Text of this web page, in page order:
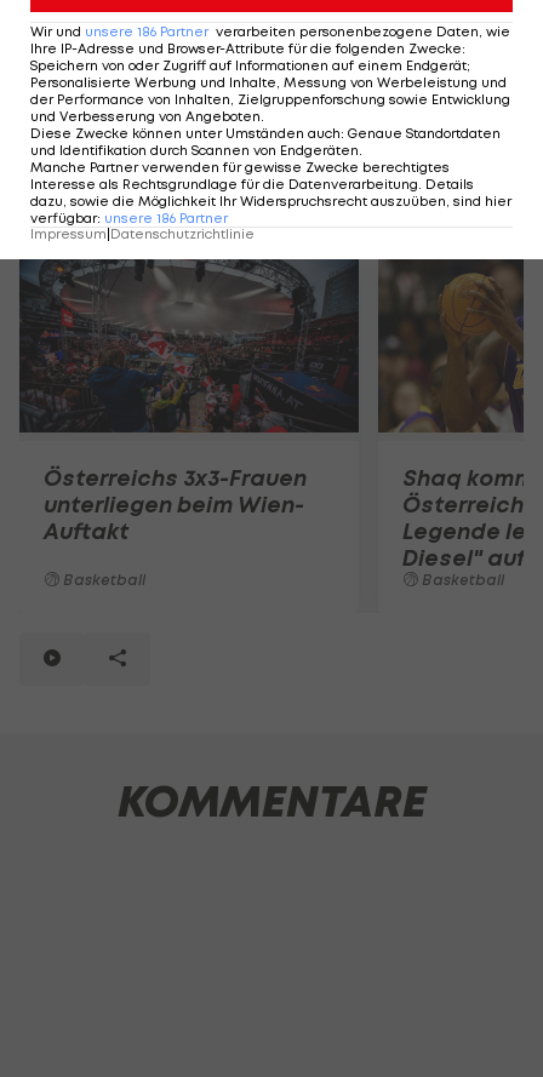
wird zur größten 3x3-
Bühne der Welt
Basketball
Mehr zum Thema
Österreichs 3x3-Frauen
unterliegen beim Wien-
Auftakt
Basketball
Shaq
Österreich
Legende
Diesel" auf
Basketball
KOMMENTARE
Wir und unsere 186 Partner verarbeiten personenbezogene Daten, wie
Ihre IP-Adresse und Browser-Attribute für die folgenden Zwecke:
Speichern von oder Zugriff auf Informationen auf einem Endgerät;
Personalisierte Werbung und Inhalte, Messung von Werbeleistung und
der Performance von Inhalten, Zielgruppenforschung sowie Entwicklung
und Verbesserung von Angeboten
Diese Zwecke können unter Umständen auch: Genaue Standortdaten
und Identifikation durch Scannen von Endgeräten
Manche Partner verwenden für gewisse Zwecke berechtigtes
Interesse als Rechtsgrundlage für die Datenverarbeitung. Details
dazu, sowie die Möglichkeit Ihr Widerspruchsrecht auszuüben, sind hier
verfügbar: unsere 186 Partner
Impressum|Datenschutzrichtlinie